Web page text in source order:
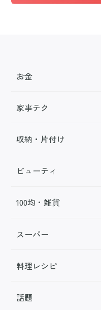
お金
家事テク
収納・片付け
ビューティ
100均・雑貨
スーパー
料理レシピ
話題